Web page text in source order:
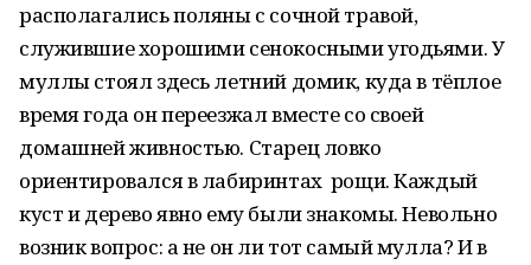
располагались поляны с сочной травой,
служившие хорошими сенокосными угодьями. У
муллы стоял здесь летний домик, куда в тёплое
время года он переезжал вместе со своей
домашней живностью. Старец ловко
ориентировался в лабиринтах рощи. Каждый
куст и дерево явно ему были знакомы. Невольно
возник вопрос: а не он ли тот самый мулла? И в